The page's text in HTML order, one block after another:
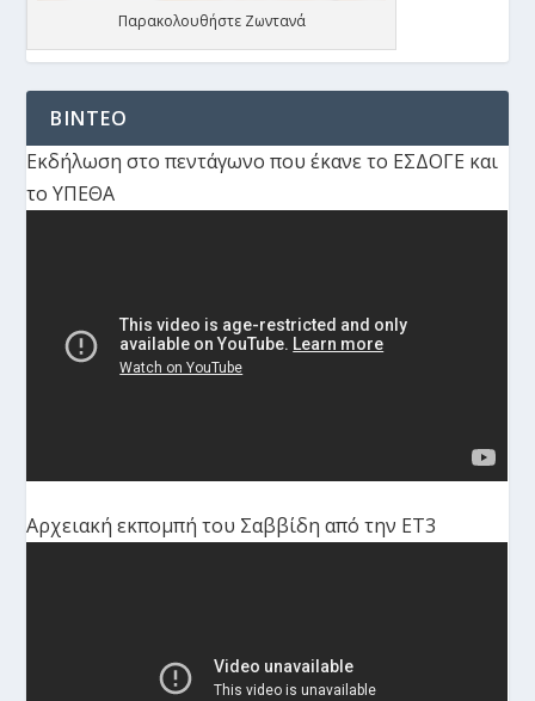
Παρακολουθήστε Ζωντανά
ΒΙΝΤΕΟ
Εκδήλωση στο πεντάγωνο που έκανε το ΕΣΔΟΓΕ και
το ΥΠΕΘΑ
Αρχειακή εκπομπή του Σαββίδη από την ΕΤ3